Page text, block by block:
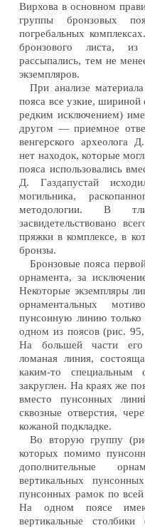
Вирхова в основном
группы бронзовых
погребальных
бронзового листа,
рассыпались, тем не
экземпляров.
При анализе
пояса все узкие,
редким исключением)
другом — приемное
венгерского археолога
нет находок, которые
пояса использовались
Д. Газдапустай
могильника,
методологии. В
засвидетельствовано
пряжки в комплексе, в
бронзы.
Бронзовые пояса
орнамента, за
Некоторые экземпляры
орнаментальных
пунсонную линию
одном из поясов (рис.
На большей части его
ломаная линия,
каким-то специальным
закруглен. На краях же
вместо пунсонных
сквозные отверстия,
кожаной подкладке.
Во вторую группу
которых помимо
дополнительные
вертикальных
пунсонных рамок по
На одном поясе
вертикальные